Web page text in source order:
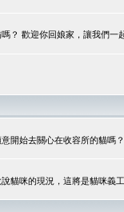
？ 歡迎你回娘家，讓我們一
開始去關心在收容所的貓嗎？
貓咪的現況，這將是貓咪義